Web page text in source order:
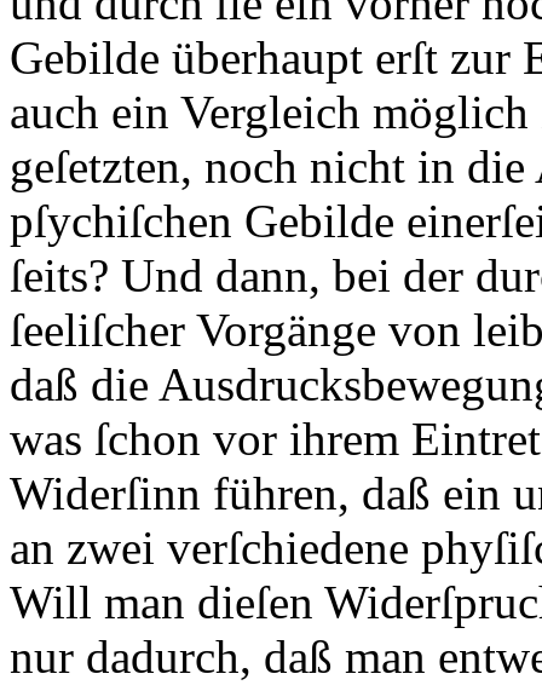
Gebilde überhaupt erſt zur
auch ein Vergleich möglich
geſetzten, noch nicht in
pſychiſchen Gebilde
ſeits? Und dann, bei der
ſeeliſcher Vorgänge von
daß die
was ſchon vor ihrem
Widerſinn führen, daß ein
an zwei verſchiedene
Will man dieſen
nur dadurch, daß man